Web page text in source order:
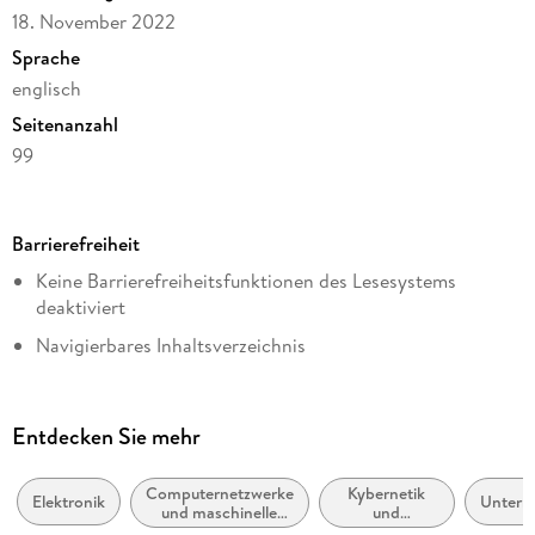
18. November 2022
Sprache
englisch
Seitenanzahl
99
Reihe
Computer Science
Zhihan Lv, Elena Fersman
Springer International Publishing
mit Wasserzeichen versehen
Produktart
Barrierefreiheit
Keine Barrierefreiheitsfunktionen des Lesesystems
deaktiviert
Navigierbares Inhaltsverzeichnis
dargestellt
Hoher Farbkontrast für bessere Lesbarkeit
Entdecken Sie mehr
Elektronik
Computernetzwerke
und maschinelle
Kybernetik
und